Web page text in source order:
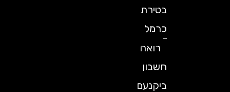
בטירת
כרמל
רואה
חשבון
ביקנעם